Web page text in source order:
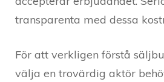
transparenta med dessa
För att verkligen förstå
välja en trovärdig aktör